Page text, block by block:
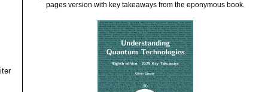
pages version with key takeaways from the eponymous book.